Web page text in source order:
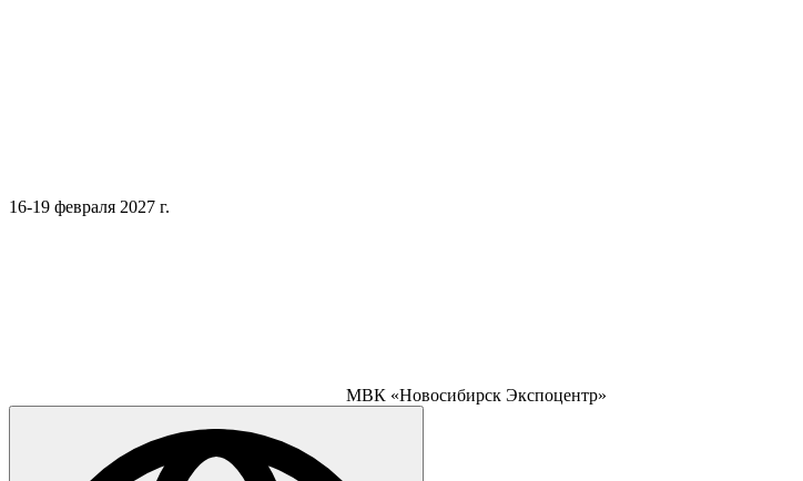
16-19 февраля 2027 г.
МВК «Новосибирск Экспоцентр»